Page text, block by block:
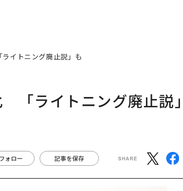
イトニング廃止説」も
ライトニング廃止説」
ォロー 記事を保存